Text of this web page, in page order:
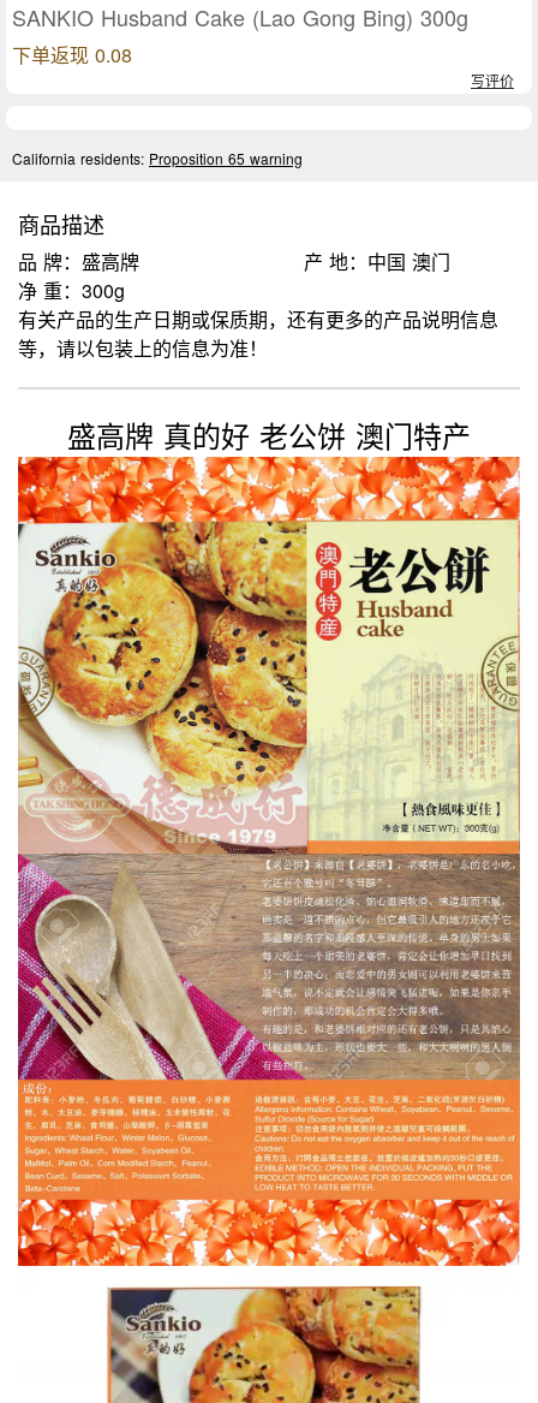
SANKIO Husband Cake (Lao Gong Bing) 300g
下单返现 0.08
写评价
California residents: Proposition 65 warning
商品描述
品 牌：盛高牌
产 地：中国 澳门
净 重：300g
有关产品的生产日期或保质期，还有更多的产品说明信息
等，请以包装上的信息为准！
盛高牌 真的好 老公饼 澳门特产